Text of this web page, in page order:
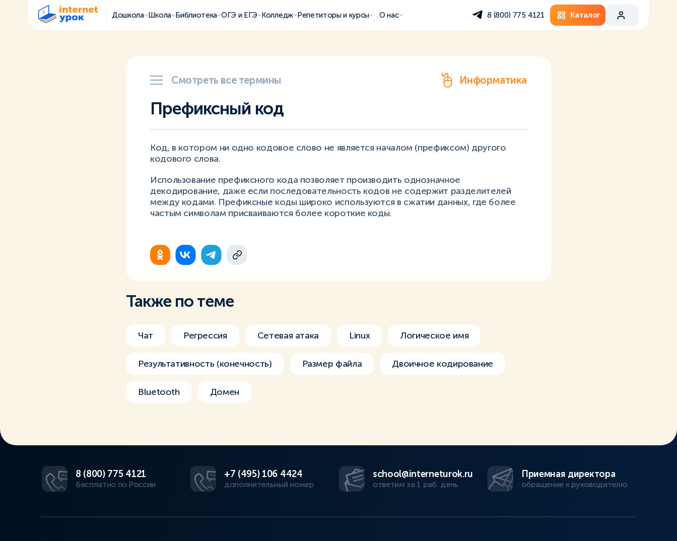
Дошкола Школа Библиотека ОГЭ и ЕГЭ Колледж Репетиторы и курсы О нас 8 (800) 775 4121 Каталог
Смотреть все термины Информатика
Префиксный код
Код, в котором ни одно кодовое слово не является началом (префиксом) другого
кодового слова.
Использование префиксного кода позволяет производить однозначное
декодирование, даже если последовательность кодов не содержит разделителей
между кодами. Префиксные коды широко используются в сжатии данных, где более
частым символам присваиваются более короткие коды.
Также по теме
Чат Регрессия Сетевая атака Linux Логическое имя
Результативность (конечность) Размер файла Двоичное кодирование
Bluetooth Домен
8 (800) 775 4121
бесплатно по России
+7 (495) 106 4424
дополнительный номер
school@interneturok.ru
ответим за 1 раб. день
Приемная директора
обращение к руководителю